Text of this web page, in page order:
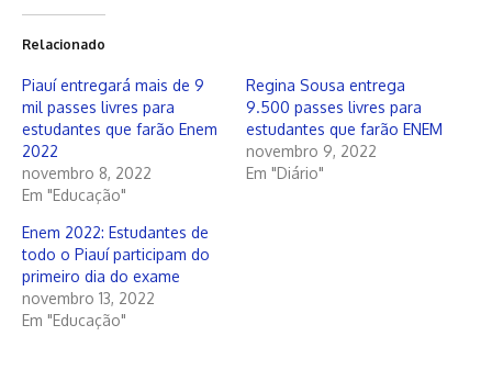
Relacionado
Piauí entregará mais de 9
mil passes livres para
estudantes que farão Enem
2022
novembro 8, 2022
Em "Educação"
Regina Sousa entrega
9.500 passes livres para
estudantes que farão ENEM
novembro 9, 2022
Em "Diário"
Enem 2022: Estudantes de
todo o Piauí participam do
primeiro dia do exame
novembro 13, 2022
Em "Educação"